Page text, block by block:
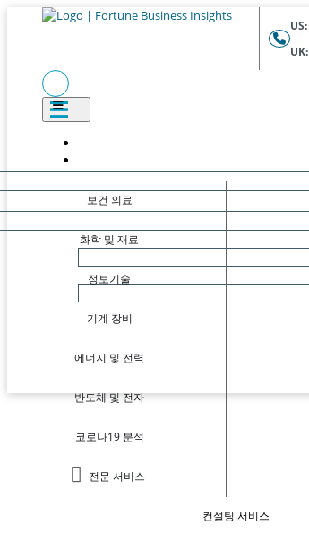
US:
UK:
보건 의료
화학 및 재료
정보기술
기계 장비
에너지 및 전력
반도체 및 전자
코로나19 분석
전문 서비스
컨설팅 서비스